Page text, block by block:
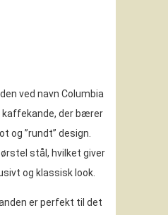
ved navn Columbia
der bærer
og ”rundt” design.
stål, hvilket giver
og klassisk look.
er perfekt til det